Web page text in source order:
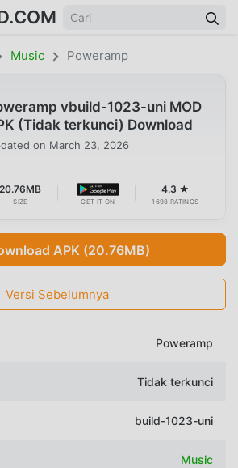
Music Poweramp
vbuild-1023-uni MOD
(Tidak terkunci) Download
on March 23, 2026
20.76MB
SIZE GET IT ON
4.3 ★
1698 RATINGS
APK (20.76MB)
Versi Sebelumnya
Poweramp
Tidak terkunci
build-1023-uni
Music